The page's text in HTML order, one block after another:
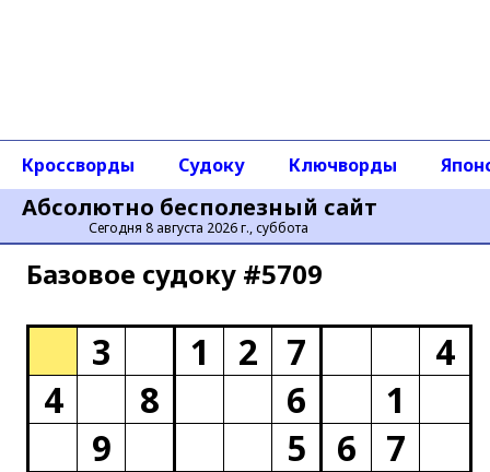
Абсолютно бесполезный сайт
Сегодня 8 августа 2026 г., суббота
Кроссворды Судоку Ключворды
Базовое cудоку #5709
3 1 2 7
4
4
8 6
1
9
5 6
7